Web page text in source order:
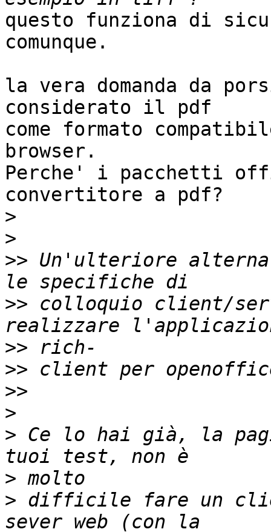
questo funziona di
comunque.
la vera domanda da
considerato il pdf
come formato
browser.
Perche' i pacchetti
convertitore a pdf?
>
>
>> Un'ulteriore
>> colloquio client/
>>
>>
>>
>
> Ce lo hai già, la
>
> difficile fare un